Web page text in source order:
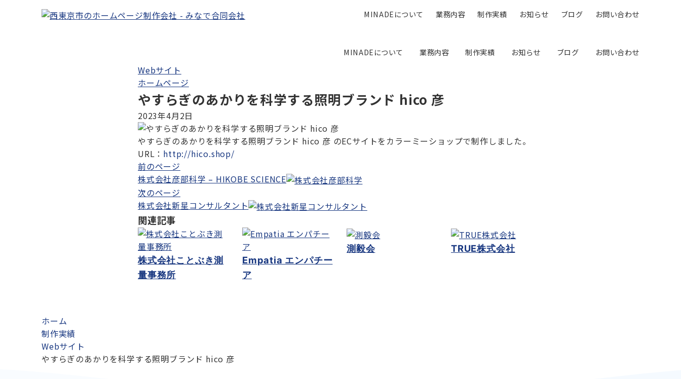
MINADEについて 業務内容 制作実績 お知らせ ブログ お問い合わせ
MINADEについて 業務内容 制作実績 お知らせ ブログ お問い合わせ
Webサイト
ホームページ
やすらぎのあかりを科学する照明ブランド hico 彦
2023年4月2日
やすらぎのあかりを科学する照明ブランド hico 彦 のECサイトをカラーミーショップで制作しました。
URL： http://hico.shop/
投
稿
ナ
ビ
ゲ
ー
シ
前のページ
株式会社彦部科学 – HIKOBE SCIENCE
次のページ
株式会社新星コンサルタント
関連記事
株式会社ことぶき測
量事務所
Empatia エンパチー
ア
測毅会 TRUE株式会社
ホーム
制作実績
Webサイト
やすらぎのあかりを科学する照明ブランド hico 彦